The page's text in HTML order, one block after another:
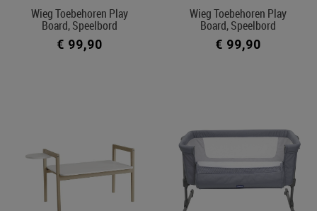
Wieg Toebehoren Play
Board, Speelbord
€ 99,90
Wieg Toebehoren Play
Board, Speelbord
€ 99,90